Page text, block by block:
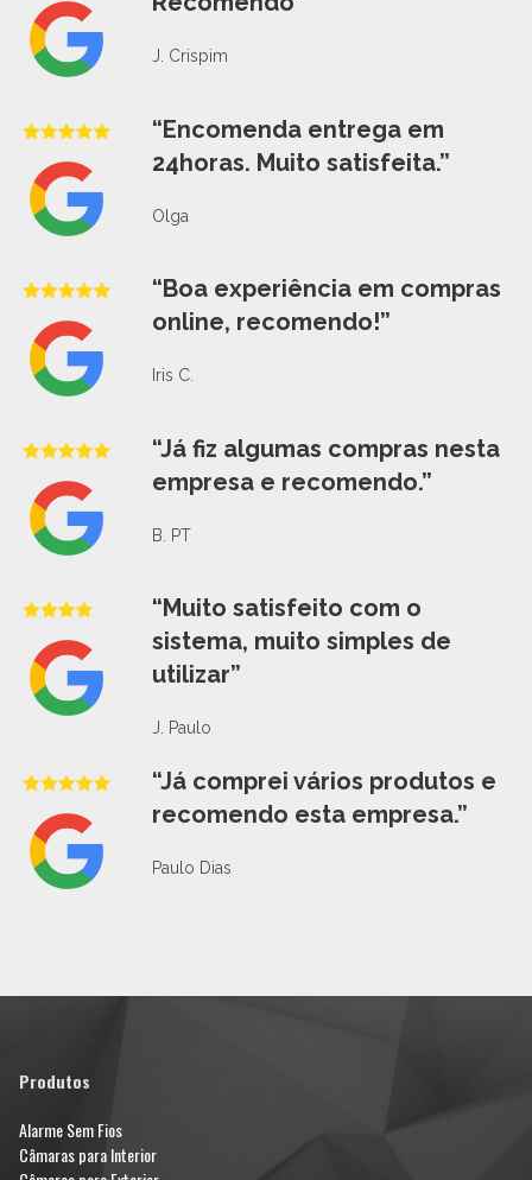
J. Crispim
“Encomenda entrega em
24horas. Muito satisfeita.”
Olga
“Boa experiência em compras
online, recomendo!”
Iris C.
“Já fiz algumas compras nesta
empresa e recomendo.”
B. PT
“Muito satisfeito com o
sistema, muito simples de
utilizar”
J. Paulo
“Já comprei vários produtos e
recomendo esta empresa.”
Paulo Dias
Produtos
Alarme Sem Fios
Câmaras para Interior